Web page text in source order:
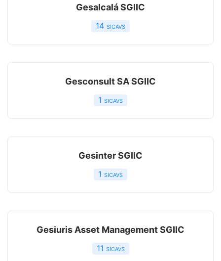
Gesalcalá SGIIC
14 sicavs
Gesconsult SA SGIIC
1 sicavs
Gesinter SGIIC
1 sicavs
Gesiuris Asset Management SGIIC
11 sicavs